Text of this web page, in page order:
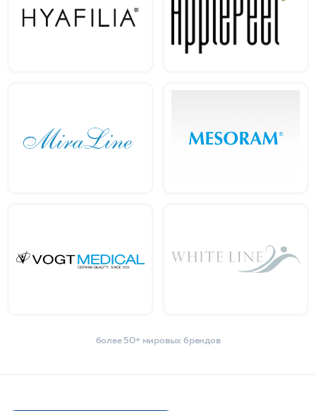
более 50+ мировых брендов